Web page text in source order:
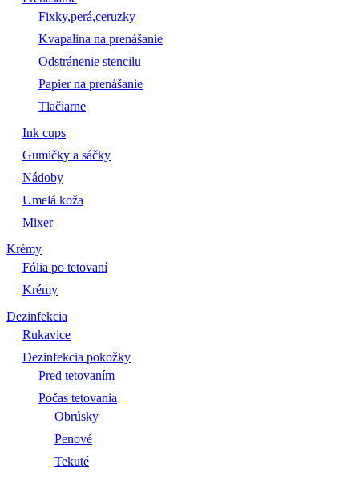
Fixky,perá,ceruzky
Kvapalina na prenášanie
Odstránenie stencilu
Papier na prenášanie
Tlačiarne
Ink cups
Gumičky a sáčky
Nádoby
Umelá koža
Mixer
Krémy
Fólia po tetovaní
Krémy
Dezinfekcia
Rukavice
Dezinfekcia pokožky
Pred tetovaním
Počas tetovania
Obrúsky
Penové
Tekuté